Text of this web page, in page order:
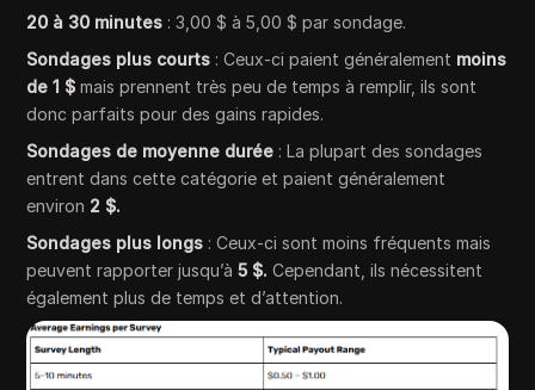
20 à 30 minutes : 3,00 $ à 5,00 $ par sondage.
Sondages plus courts : Ceux-ci paient généralement moins
de 1 $ mais prennent très peu de temps à remplir, ils sont
donc parfaits pour des gains rapides.
Sondages de moyenne durée : La plupart des sondages
entrent dans cette catégorie et paient généralement
environ 2 $.
Sondages plus longs : Ceux-ci sont moins fréquents mais
peuvent rapporter jusqu’à5 $. Cependant, ils nécessitent
également plus de temps et d’attention.